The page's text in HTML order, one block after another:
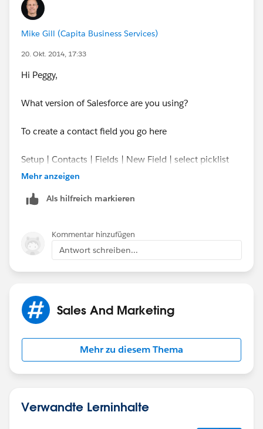
Mike Gill (Capita Business Services)
20. Okt. 2014, 17:33
Hi Peggy,
What version of Salesforce are you using?
To create a contact field you go here
Setup | Contacts | Fields | New Field | select picklist
from the list | following wizard until completion.
Mehr anzeigen
Als hilfreich markieren
Kommentar hinzufügen
Antwort schreiben...
Sales And Marketing
Mehr zu diesem Thema
Verwandte Lerninhalte